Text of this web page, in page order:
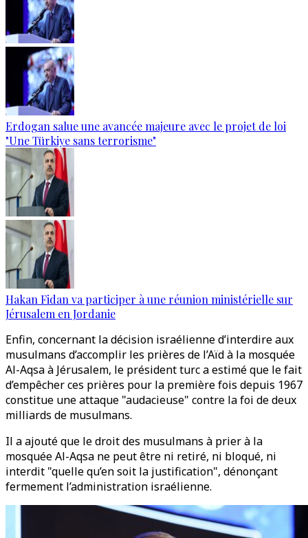
Erdogan salue une avancée majeure avec le projet de loi
"Une Türkiye sans terrorisme"
Hakan Fidan va participer à une réunion ministérielle sur
Jérusalem en Jordanie
Enfin, concernant la décision israélienne d’interdire aux
musulmans d’accomplir les prières de l’Aïd à la mosquée
Al-Aqsa à Jérusalem, le président turc a estimé que le fait
d’empêcher ces prières pour la première fois depuis 1967
constitue une attaque "audacieuse" contre la foi de deux
milliards de musulmans.
Il a ajouté que le droit des musulmans à prier à la
mosquée Al-Aqsa ne peut être ni retiré, ni bloqué, ni
interdit "quelle qu’en soit la justification", dénonçant
fermement l’administration israélienne.